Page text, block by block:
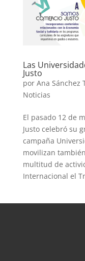
Las
Justo
por Ana Sánchez
Noticias
El pasado 12 de
Justo celebró su
campaña
movilizan
multitud de
Internacional el